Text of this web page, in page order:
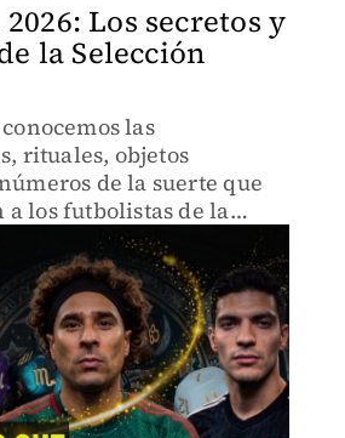
Los secretos y
la Selección
las
rituales, objetos
de la suerte que
a los futbolistas de la
durante el Mundial